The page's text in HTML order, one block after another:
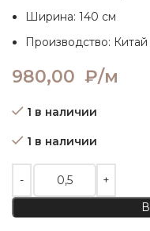
Ширина: 140 см
Производство: Китай
980,00 ₽/м
1 в наличии
1 в наличии
Количество товара